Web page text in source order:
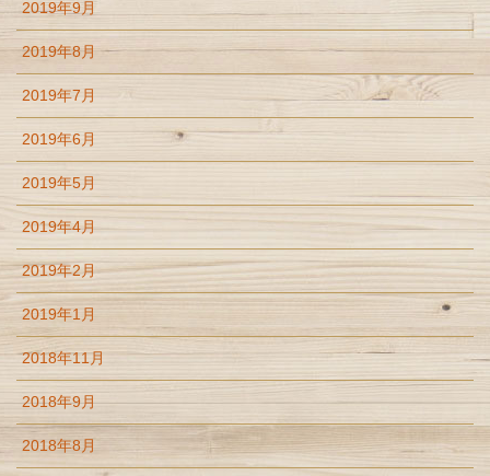
2019年9月
2019年8月
2019年7月
2019年6月
2019年5月
2019年4月
2019年2月
2019年1月
2018年11月
2018年9月
2018年8月